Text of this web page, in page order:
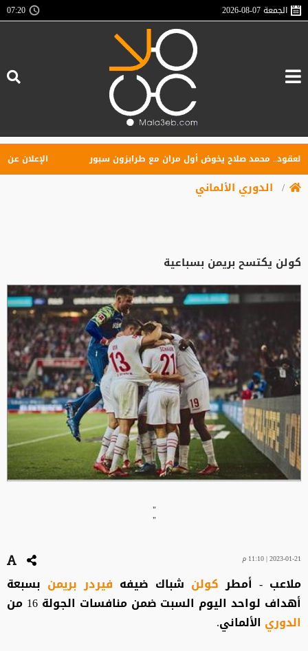
الجمعة2026-08-07
07:20
محمد صلاح يخوض أول مران مع طرابزون سبور الإعلان عن
الدوري الألماني
كولن يكتسح بريمن بسباعية
"
"
2023-01-21 | 11:10 م
ملاعب - أمطركولن شباك ضيفه فيردر بريمن بسبعة
أهداف لواحد اليوم السبت ضمن منافسات الجولة 16 من
الدوري الألماني.